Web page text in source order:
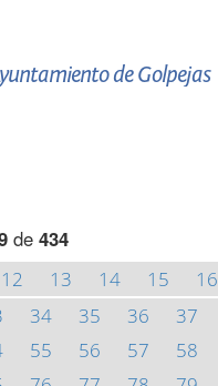
de Golpejas
de 434
12 13 14 15 16
34 35 36 37
55 56 57 58